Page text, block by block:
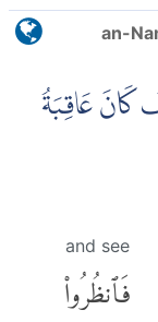
an-
كَانَ عَاقِبَةُ
and see
فَٱنظُرُوا۟